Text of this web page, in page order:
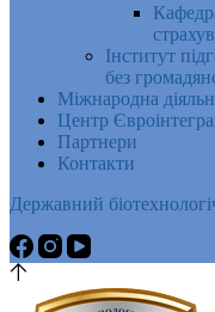
Інститут
без
Міжнародна
Центр
Партнери
Контакти
Державний